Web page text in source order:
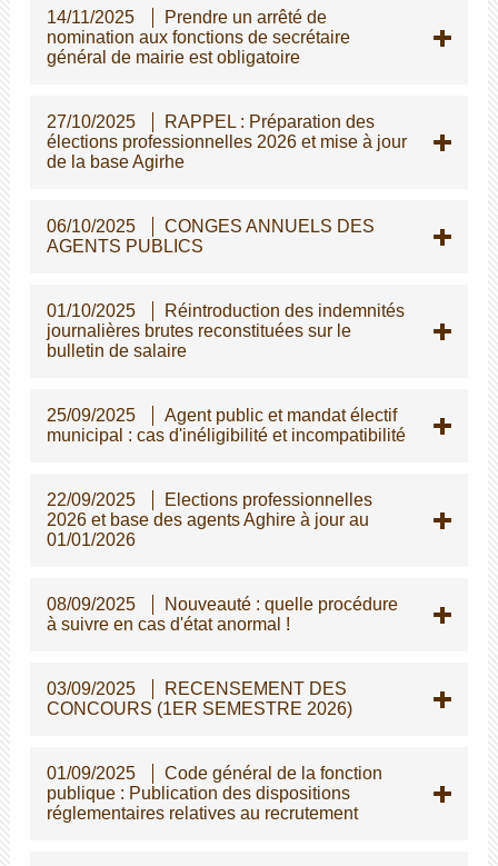
14/11/2025
Prendre un arrêté de
nomination aux fonctions de secrétaire
général de mairie est obligatoire
27/10/2025
RAPPEL : Préparation des
élections professionnelles 2026 et mise à jour
de la base Agirhe
06/10/2025
CONGES ANNUELS DES
AGENTS PUBLICS
01/10/2025
Réintroduction des indemnités
journalières brutes reconstituées sur le
bulletin de salaire
25/09/2025
Agent public et mandat électif
municipal : cas d'inéligibilité et incompatibilité
22/09/2025
Elections professionnelles
2026 et base des agents Aghire à jour au
01/01/2026
08/09/2025
Nouveauté : quelle procédure
à suivre en cas d'état anormal !
03/09/2025
RECENSEMENT DES
CONCOURS (1ER SEMESTRE 2026)
01/09/2025
Code général de la fonction
publique : Publication des dispositions
réglementaires relatives au recrutement